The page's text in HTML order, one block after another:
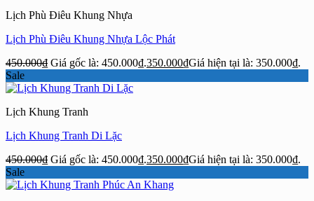
Lịch Phù Điêu Khung Nhựa
Lịch Phù Điêu Khung Nhựa Lộc Phát
450.000₫ Giá gốc là: 450.000₫.350.000₫Giá hiện tại là: 350.000₫.
Sale
Lịch Khung Tranh
Lịch Khung Tranh Di Lặc
450.000₫ Giá gốc là: 450.000₫.350.000₫Giá hiện tại là: 350.000₫.
Sale